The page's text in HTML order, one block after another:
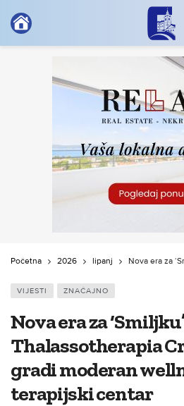
Početna 2026 lipanj Nova era za
VIJESTI ZNAČAJNO
Nova era za
Thalassotherapia
gradi moderan
terapijski centar